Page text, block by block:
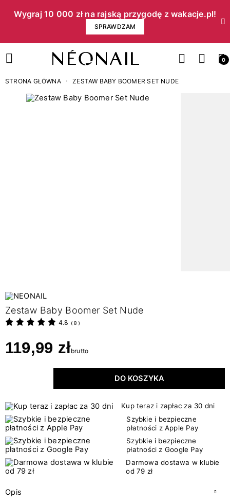
Wygraj 10 000 zł na rajską przygodę z wakacje.pl!​
SPRAWDZAM
0
STRONA GŁÓWNA ZESTAW BABY BOOMER SET NUDE
Zestaw Baby Boomer Set Nude
4.8 ( 8 )
119,99 złbrutto
DO KOSZYKA
Kup teraz i zapłac za 30 dni
Szybkie i bezpieczne
płatności z Apple Pay
Szybkie i bezpieczne
płatności z Google Pay
Darmowa dostawa w klubie
od 79 zł
Opis